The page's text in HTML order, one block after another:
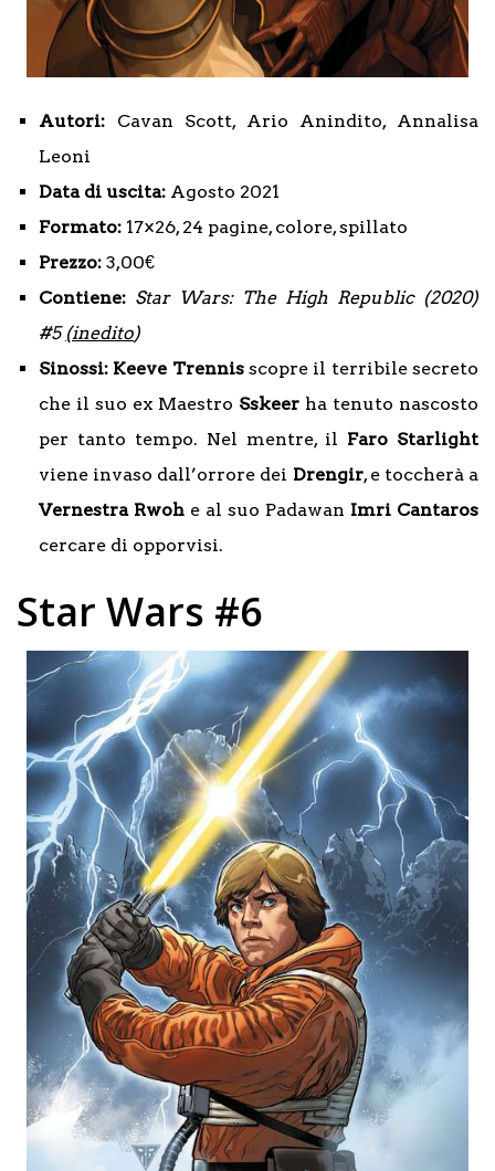
Autori: Cavan Scott, Ario Anindito, Annalisa
Leoni
Data di uscita: Agosto 2021
Formato: 17×26, 24 pagine, colore, spillato
Prezzo: 3,00€
Contiene: Star Wars: The High Republic (2020)
#5 (inedito)
Sinossi: Keeve Trennisscopre il terribile secreto
che il suo ex Maestro Sskeer ha tenuto nascosto
per tanto tempo. Nel mentre, il Faro Starlight
viene invaso dall’orrore dei Drengir, e toccherà a
Vernestra Rwoh e al suo Padawan Imri Cantaros
cercare di opporvisi.
Star Wars #6